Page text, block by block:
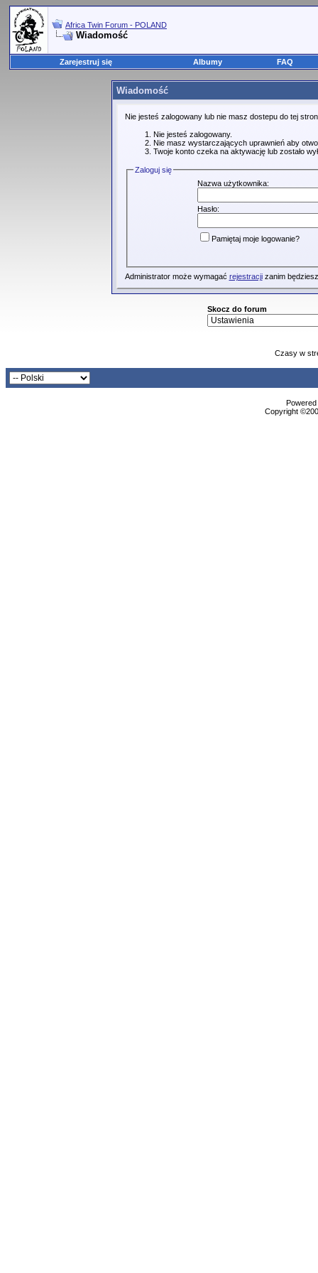
Africa Twin Forum - POLAND
Wiadomość
Zarejestruj się Albumy FAQ
Wiadomość
Nie jesteś zalogowany lub nie masz dostepu do tej
Nie jesteś zalogowany.
Nie masz wystarczających uprawnień aby
Twoje konto czeka na aktywację lub zostało
Zaloguj się
Nazwa użytkownika:
Hasło:
Pamiętaj moje logowanie?
Administrator może wymagać rejestracjizanim
Skocz do forum
Czasy w
Copyright